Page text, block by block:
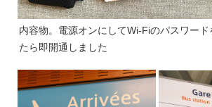
内容物。電源オンにしてWi-Fiのパスワード
たら即開通しました